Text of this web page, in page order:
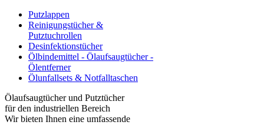
Putzlappen
Reinigungstücher &
Putztuchrollen
Desinfektionstücher
Ölbindemittel - Ölaufsaugtücher -
Ölentferner
Ölunfallsets & Notfalltaschen
Ölaufsaugtücher und Putztücher
für den industriellen Bereich
Wir bieten Ihnen eine umfassende